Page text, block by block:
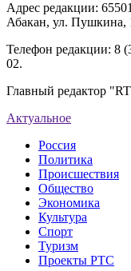
Адрес редакции:
Абакан, ул. Пушкина,
Телефон редакции: 8
02.
Главный редактор
Актуальное
Россия
Политика
Происшествия
Общество
Экономика
Культура
Спорт
Туризм
Проекты РТС